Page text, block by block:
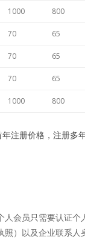
1000 800
70 65
70 65
70 65
1000 800
注册价格，注册多
人会员只需要认证
）以及企业联系人